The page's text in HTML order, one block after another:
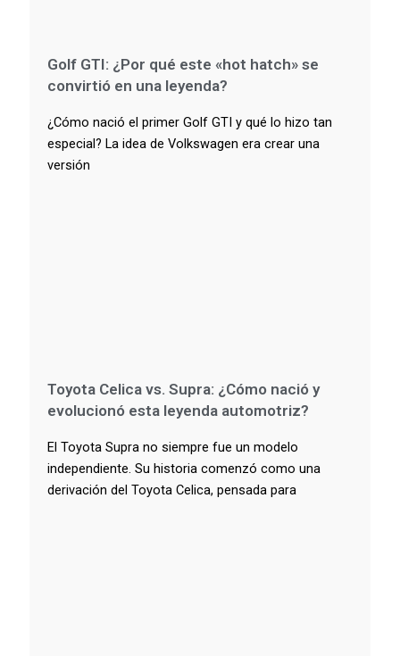
Golf GTI: ¿Por qué este «hot hatch» se
convirtió en una leyenda?
¿Cómo nació el primer Golf GTI y qué lo hizo tan
especial? La idea de Volkswagen era crear una
versión
Toyota Celica vs. Supra: ¿Cómo nació y
evolucionó esta leyenda automotriz?
El Toyota Supra no siempre fue un modelo
independiente. Su historia comenzó como una
derivación del Toyota Celica, pensada para